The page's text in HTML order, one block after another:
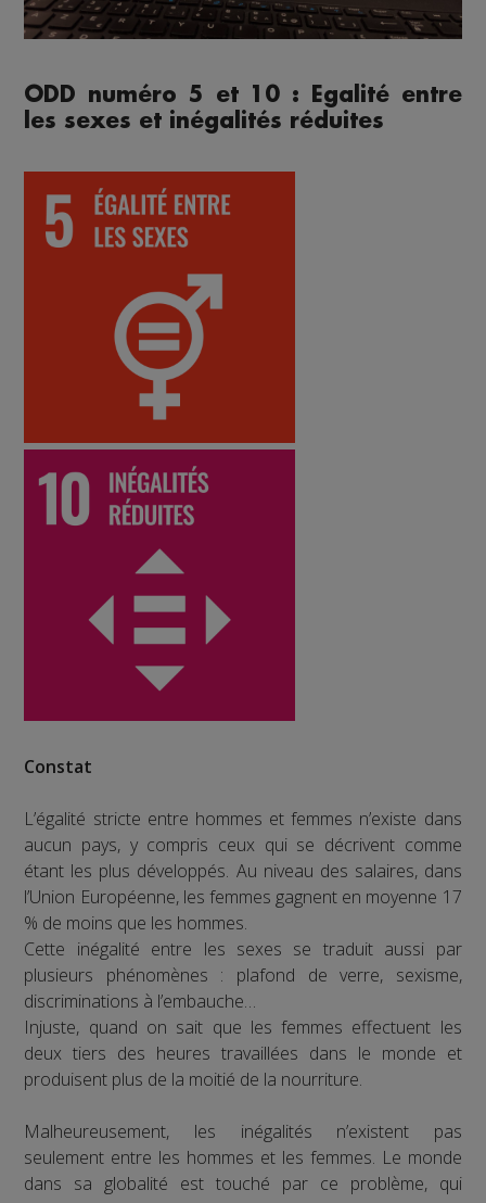
ODD numéro 5 et 10 : Egalité entre
les sexes et inégalités réduites
Constat
L’égalité stricte entre hommes et femmes n’existe dans
aucun pays, y compris ceux qui se décrivent comme
étant les plus développés. Au niveau des salaires, dans
l’Union Européenne, les femmes gagnent en moyenne 17
% de moins que les hommes.
Cette inégalité entre les sexes se traduit aussi par
plusieurs phénomènes : plafond de verre, sexisme,
discriminations à l’embauche…
Injuste, quand on sait que les femmes effectuent les
deux tiers des heures travaillées dans le monde et
produisent plus de la moitié de la nourriture.
Malheureusement, les inégalités n’existent pas
seulement entre les hommes et les femmes. Le monde
dans sa globalité est touché par ce problème, qui